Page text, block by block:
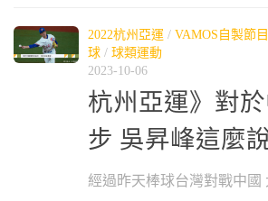
2022杭州亞運 / VAMOS自製節目
球 / 球類運動
2023-10-06
杭州亞運》對
步 吳昇峰這麼
經過昨天棒球台灣對戰中國